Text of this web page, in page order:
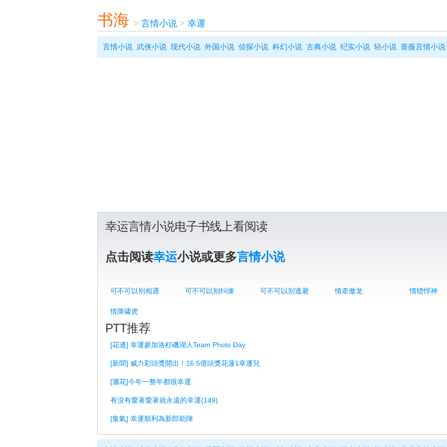
书海 > 言情小说> 幸運
言情小说 武侠小说 现代小说 外国小说 侦探小说 科幻小说 古典小说 纪实小说 轻小说 蔷薇言情小说
幸运言情小说电子书线上看阅读
点击阅读幸运小说或更多言情小说
可不可以别相遇 可不可以别纠缠 可不可以别逃避 情牵傲龙 情猎悍神
情降啸虎
PTT推荐
[花邊] 幸運參加洛杉磯湖人Team Photo Day
[新聞] 威力彩頭獎開出！16.5億頭獎花蓮1幸運兒
[灑花]今年一整年都很幸運
有沒有愛著愛著就永遠的幸運(149)
[集氣] 幸運順利為新郎助陣